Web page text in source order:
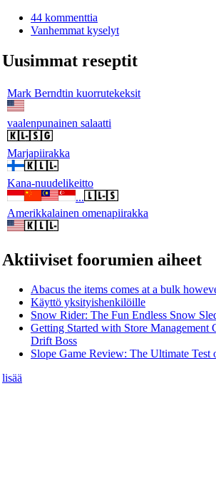
44 kommenttia
Vanhemmat kyselyt
Uusimmat reseptit
Mark Berndtin kuorrutekeksit
vaalenpunainen salaatti
Marjapiirakka
Kana-nuudelikeitto
...
Amerikkalainen omenapiirakka
Aktiiviset foorumien aiheet
Abacus the items comes at a bulk
Käyttö yksityishenkilöille
Snow Rider: The Fun Endless Snow
Getting Started with Store Management
Drift Boss
Slope Game Review: The Ultimate Test
lisää